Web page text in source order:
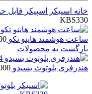
خانه اسپیکر اسپیکر قابل
KBS330
ساعت هوشمند هاینو تکو H45 Pro Max (Series 8)
بازگشت به محصولات
هندزفری بلوتوث یسیدو Yesido TWS14